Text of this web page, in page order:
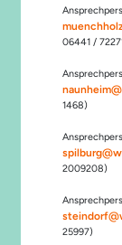
06441 /
1468)
2009208)
25997)